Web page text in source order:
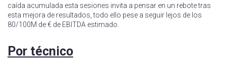
caída acumulada esta sesiones invita a pensar en un rebote tras
esta mejora de resultados, todo ello pese a seguir lejos de los
80/100M de € de EBITDA estimado.
Por técnico